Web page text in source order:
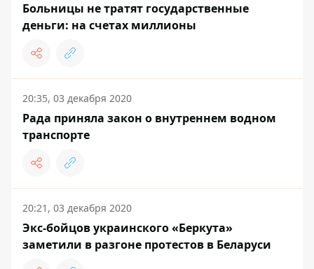
Больницы не тратят государственные
деньги: на счетах миллионы
20:35, 03 декабря 2020
Рада приняла закон о внутреннем водном
транспорте
20:21, 03 декабря 2020
Экс-бойцов украинского «Беркута»
заметили в разгоне протестов в Беларуси